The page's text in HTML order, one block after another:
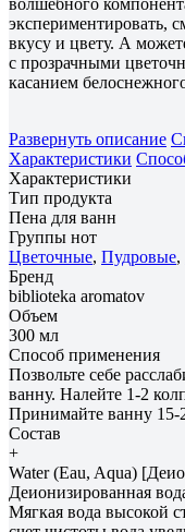
экспериментировать,
вкусу и цвету. А
с прозрачными
касанием
Развернуть описание
Характеристики
Характеристики
Тип продукта
Пена для ванн
Группы нот
Цветочные, Пудровые,
Бренд
biblioteka aromatov
Объем
300 мл
Способ применения
Позвольте себе
ванну. Налейте 1-2
Принимайте ванну 15-
Состав
+
Water (Eau, Aqua)
Деионизированная
Мягкая вода высокой